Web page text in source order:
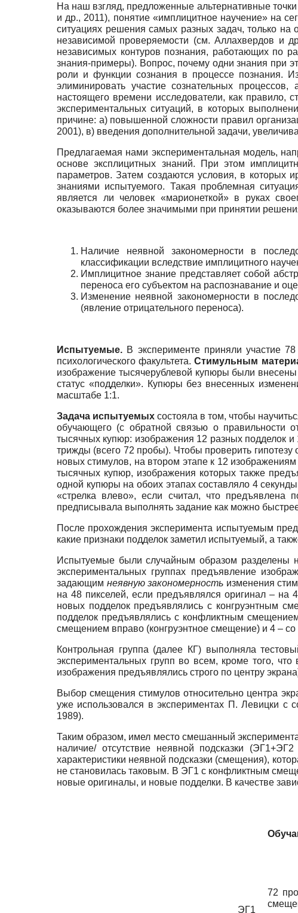
На наш взгляд, предложенные альтернативные
и др., 2011), понятие «имплицитное научение» на
ситуациях решения самых разных задач, только
независимой проверяемости (см. Аллахвердов и
независимых контуров познания, работающих по
знания-примеры). Вопрос, почему одни знания при
роли и функции сознания в процессе познания.
элиминировать участие сознательных
настоящего времени исследователи, как правило,
экспериментальных ситуаций, в которых
причине: а) повышенной сложности правил
2001), в) введения дополнительной задачи,
Предлагаемая нами экспериментальная модель,
основе эксплицитных знаний. При этом
параметров. Затем создаются условия, в которых
знаниями испытуемого. Такая проблемная
является ли человек «марионеткой» в руках
оказываются более значимыми при принятии
Наличие неявной закономерности в
классификации вследствие имплицитного
Имплицитное знание представляет собой
переноса его субъектом на распознавание и
Изменение неявной закономерности в
(явление отрицательного переноса).
Испытуемые. В эксперименте приняли участие
психологического факультета.Стимульным
изображение тысячерублевой купюры были
статус «подделки». Купюры без внесенных
масштабе 1:1.
Задача испытуемых состояла в том, чтобы
обучающего (с обратной связью о правильности
тысячных купюр: изображения 12 разных подделок и
трижды (всего 72 пробы). Чтобы проверить
новых стимулов, на втором этапе к 12
тысячных купюр, изображения которых также
одной купюры на обоих этапах составляло 4
«стрелка влево», если считал, что предъявлена
предписывала выполнять задание как можно
После прохождения эксперимента испытуемым
какие признаки подделок заметил испытуемый, а
Испытуемые были случайным образом разделены
экспериментальных группах предъявление
задающим неявную закономерность изменения
на 48 пикселей, если предъявлялся оригинал –
новых подделок предъявлялись с конгруэнтным
подделок предъявлялись с конфликтным
смещением вправо (конгруэнтное смещение) и 4 –
Контрольная группа (далее КГ) выполняла
экспериментальных групп во всем, кроме того, что
изображения предъявлялись строго по центру
Выбор смещения стимулов относительно центра
уже использовался в экспериментах П. Левицки с
1989).
Таким образом, имел место смешанный
наличие/ отсутствие неявной подсказки
характеристики неявной подсказки (смещения),
не становилась таковым. В ЭГ1 с конфликтным
новые оригиналы, и новые подделки. В качестве
ЭГ1
72